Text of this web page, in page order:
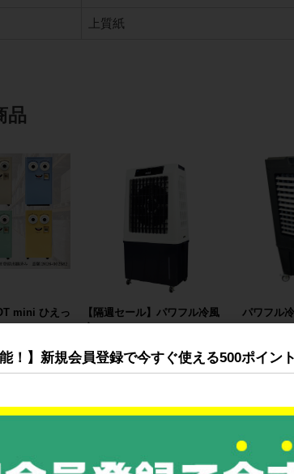
上質紙
品
mini ひえっ
円〜
【隔週セール】パワフル冷風
76,800円
パワフル
！】新規会員登録で今すぐ使える500ポイン